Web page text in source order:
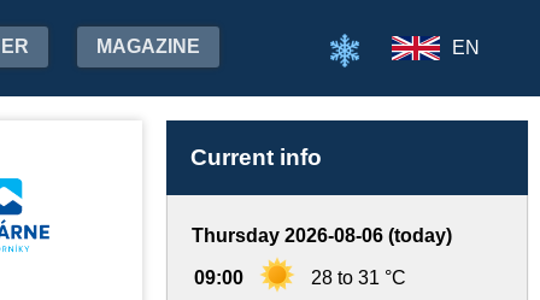
MAGAZINE EN
Current info
Thursday 2026-08-06 (today)
09:00 28 to 31 °C